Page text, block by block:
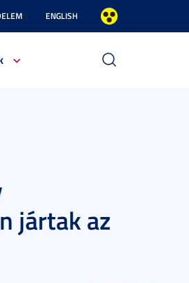
ENGLISH
jártak az